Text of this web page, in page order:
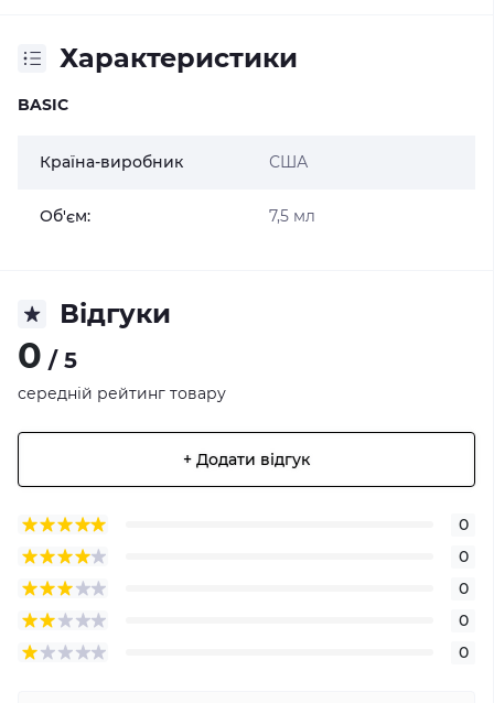
Характеристики
BASIC
Країна-виробник США
Об'єм: 7,5 мл
Відгуки
0 / 5
середній рейтинг товару
+ Додати відгук
0
0
0
0
0